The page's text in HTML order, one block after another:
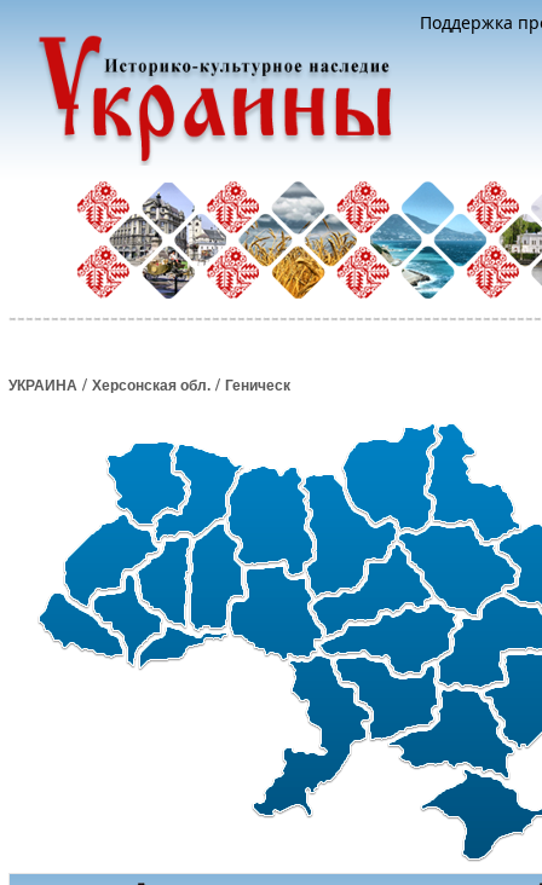
Поддержка
УКРАИНА / Херсонская обл. / Геническ